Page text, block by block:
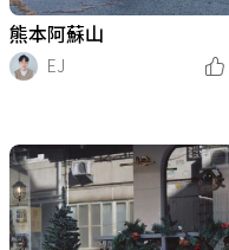
熊本阿蘇山
EJ